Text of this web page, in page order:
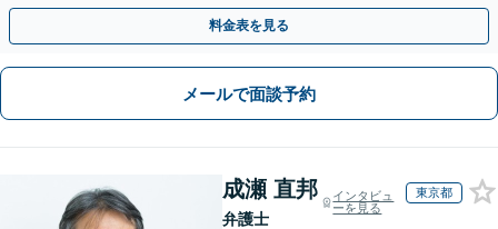
通。お困りの方はすぐにご相談を【オンライン面談◎】
料金表を見る
メールで面談予約
成瀬 直邦
弁護士
インタビュ
ーを見る
東京都